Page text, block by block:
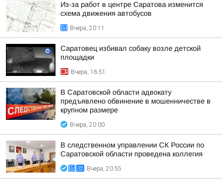
Из-за работ в центре Саратова изменится
схема движения автобусов
Вчера, 20:11
Саратовец избивал собаку возле детской
площадки
Вчера, 16:51
В Саратовской области адвокату
предъявлено обвинение в мошенничестве в
крупном размере
Вчера, 20:00
В следственном управлении СК России по
Саратовской области проведена коллегия
Вчера, 20:55